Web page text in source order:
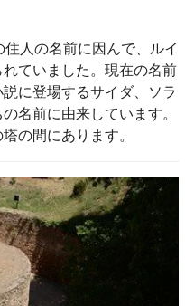
人の名前に因んで、ルイ
ていました。現在の名前
に登場するサイダ、ソラ
名前に由来しています。
の間にあります。